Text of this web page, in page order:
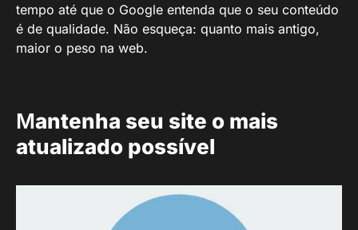
tempo até que o Google entenda que o seu conteúdo
é de qualidade. Não esqueça: quanto mais antigo,
maior o peso na web.
Mantenha seu site o mais
atualizado possível